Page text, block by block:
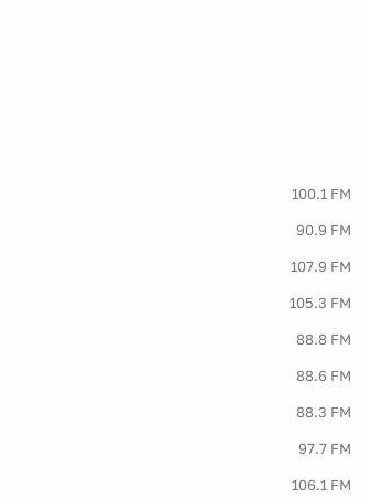
100.1 FM
90.9 FM
107.9 FM
105.3 FM
88.8 FM
88.6 FM
88.3 FM
97.7 FM
106.1 FM